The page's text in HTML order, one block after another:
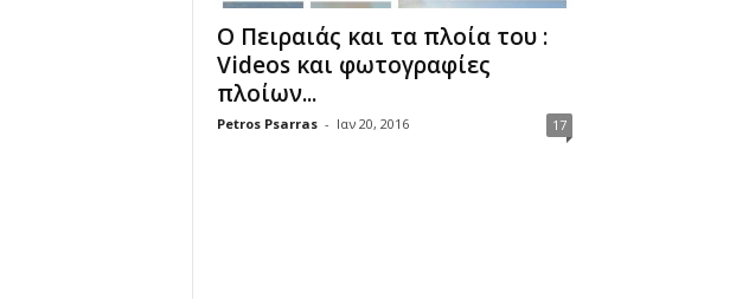
Ο Πειραιάς και τα πλοία του :
Videos και φωτογραφίες
πλοίων...
Petros Psarras - Ιαν 20, 2016 17